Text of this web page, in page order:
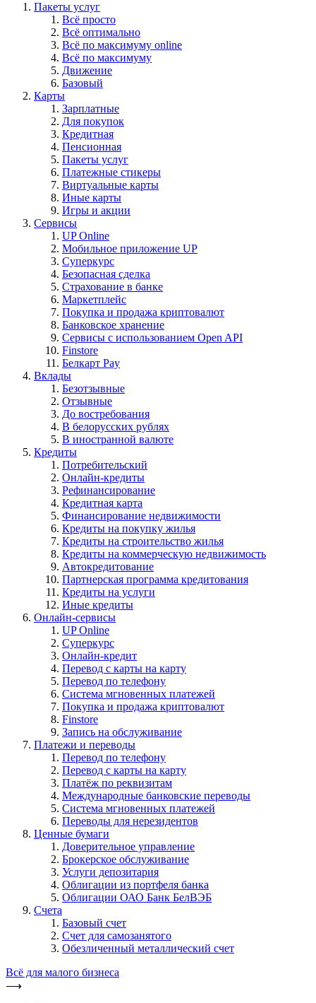
Пакеты услуг
Всё просто
Всё оптимально
Всё по максимуму online
Всё по максимуму
Движение
Базовый
Карты
Зарплатные
Для покупок
Кредитная
Пенсионная
Пакеты услуг
Платежные стикеры
Виртуальные карты
Иные карты
Игры и акции
Сервисы
UP Online
Мобильное приложение UP
Суперкурс
Безопасная сделка
Страхование в банке
Маркетплейс
Покупка и продажа криптовалют
Банковское хранение
Сервисы с использованием Open API
Finstore
Белкарт Pay
Вклады
Безотзывные
Отзывные
До востребования
В белорусских рублях
В иностранной валюте
Кредиты
Потребительский
Онлайн-кредиты
Рефинансирование
Кредитная карта
Финансирование недвижимости
Кредиты на покупку жилья
Кредиты на строительство жилья
Кредиты на коммерческую недвижимость
Автокредитование
Партнерская программа кредитования
Кредиты на услуги
Иные кредиты
Онлайн-сервисы
UP Online
Суперкурс
Онлайн-кредит
Перевод с карты на карту
Перевод по телефону
Система мгновенных платежей
Покупка и продажа криптовалют
Finstore
Запись на обслуживание
Платежи и переводы
Перевод по телефону
Перевод с карты на карту
Платёж по реквизитам
Международные банковские переводы
Система мгновенных платежей
Переводы для нерезидентов
Ценные бумаги
Доверительное управление
Брокерское обслуживание
Услуги депозитария
Облигации из портфеля банка
Облигации ОАО Банк БелВЭБ
Счета
Базовый счет
Счет для самозанятого
Обезличенный металлический счет
Всё для малого бизнеса
⟶